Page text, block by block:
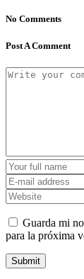
No Comments
Post A Comment
Guarda mi
para la próxima